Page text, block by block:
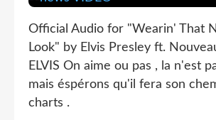
Official Audio for "Wearin' That
Look" by Elvis Presley ft.
ELVIS On aime ou pas , la n'est
mais éspérons qu'il fera son
charts .